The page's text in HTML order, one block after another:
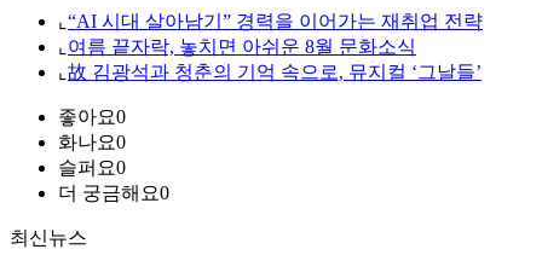
⌞ “AI 시대 살아남기” 경력을 이어가는 재취업 전략
⌞ 여름 끝자락, 놓치면 아쉬운 8월 문화소식
⌞ 故 김광석과 청춘의 기억 속으로, 뮤지컬 ‘그날들’
좋아요0
화나요0
슬퍼요0
더 궁금해요0
최신뉴스